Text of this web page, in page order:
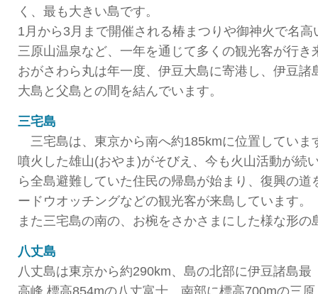
く、最も大きい島です。
1月から3月まで開催される椿まつりや御神火で名
三原山温泉など、一年を通じて多くの観光客が行き
おがさわら丸は年一度、伊豆大島に寄港し、伊豆諸
大島と父島との間を結んでいます。
三宅島
三宅島は、東京から南へ約185kmに位置していま
噴火した雄山(おやま)がそびえ、今も火山活動が続
ら全島避難していた住民の帰島が始まり、復興の
ードウオッチングなどの観光客が来島しています。
また三宅島の南の、お椀をさかさまにした様な形の
八丈島
八丈島は東京から約290km、島の北部に伊豆諸島最